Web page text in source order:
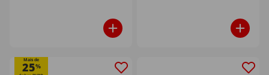
Mais de
25%